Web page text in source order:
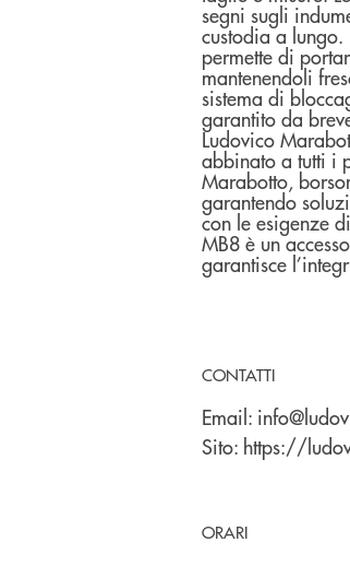
segni sugli
custodia a
permette di
mantenendoli
sistema di
garantito da
Ludovico
abbinato a tutti i
Marabotto,
garantendo
con le esigenze
MB8 è un
garantisce
CONTATTI
Email:
Sito: https://
ORARI